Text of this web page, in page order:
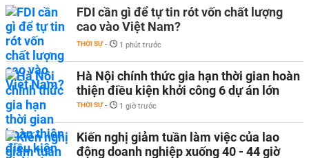
FDI cần gì để tự tin rót vốn chất lượng
cao vào Việt Nam?
THỜI SỰ - 1 phút trước
Hà Nội chính thức gia hạn thời gian hoàn
thiện điều kiện khởi công 6 dự án lớn
THỜI SỰ - 1 giờ trước
Kiến nghị giảm tuần làm việc của lao
động doanh nghiệp xuống 40 - 44 giờ